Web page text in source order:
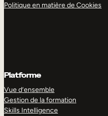
Politique en matière de Cookies
Platforme
Vue d’ensemble
Gestion de la formation
Skills Intelligence